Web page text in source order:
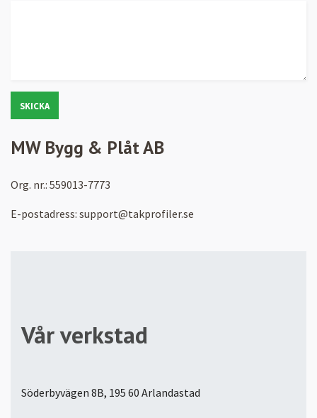
SKICKA
MW Bygg & Plåt AB
Org. nr.: 559013-7773
E-postadress: support@takprofiler.se
Vår verkstad
Söderbyvägen 8B, 195 60 Arlandastad